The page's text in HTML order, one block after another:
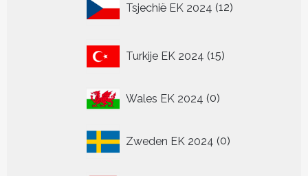
Tsjechië EK 2024 12
producten
Turkije EK 2024 15
producten
Wales EK 2024 00
Zweden EK 2024 0
producten